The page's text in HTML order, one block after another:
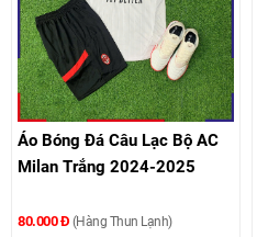
Áo Bóng Đá Câu Lạc Bộ AC
Milan Trắng 2024-2025
80.000 Đ (Hàng Thun Lạnh)